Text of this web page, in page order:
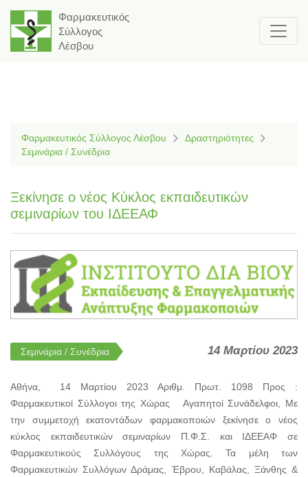
Φαρμακευτικός
Σύλλογος
Λέσβου
Φαρμακευτικός Σύλλογος Λέσβου
Δραστηριότητες
Σεμινάρια / Συνέδρια
Ξεκίνησε ο νέος Κύκλος εκπαιδευτικών
σεμιναρίων του ΙΔΕΕΑΦ
Σεμινάρια / Συνέδρια 14 Μαρτίου 2023
Αθήνα, 14 Μαρτίου 2023 Αριθμ. Πρωτ. 1098 Προς :
Φαρμακευτικοί Σύλλογοι της Χώρας Αγαπητοί Συνάδελφοι, Με
την συμμετοχή εκατοντάδων φαρμακοποιών ξεκίνησε ο νέος
κύκλος εκπαιδευτικών σεμιναρίων Π.Φ.Σ. και ΙΔΕΕΑΦ σε
Φαρμακευτικούς Συλλόγους της Χώρας. Τα μέλη των
Φαρμακευτικών Συλλόγων Δράμας, Έβρου, Καβάλας, Ξάνθης &